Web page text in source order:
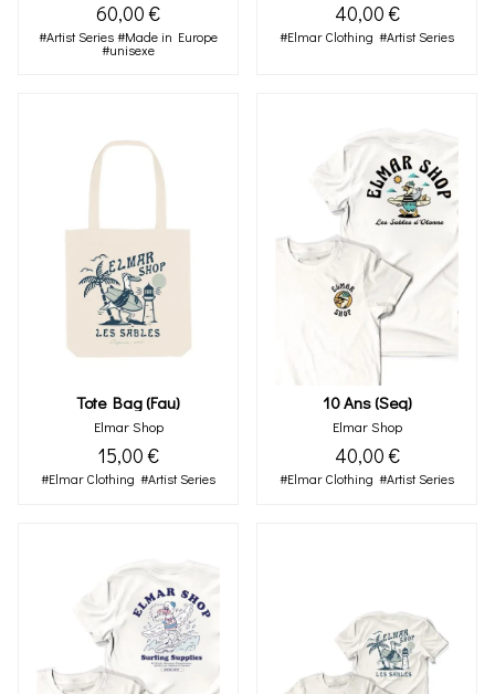
60,00 €
#Artist Series#Made in Europe
#unisexe
40,00 €
#Elmar Clothing #Artist Series
Tote Bag (fau)
Elmar Shop
15,00 €
#Elmar Clothing #Artist Series
10 Ans (seq)
Elmar Shop
40,00 €
#Elmar Clothing #Artist Series